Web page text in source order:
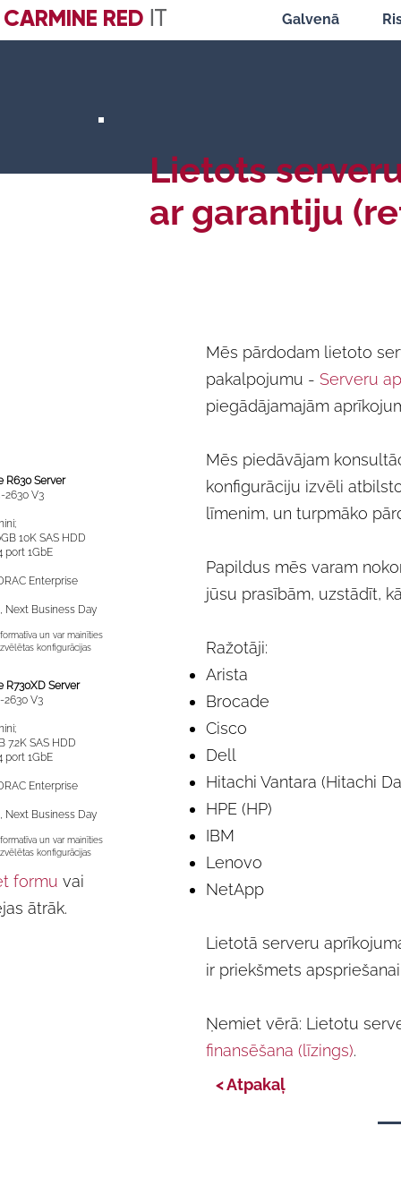
CARMINE RED IT Galvenā
Lietots
ar garantiju
R630 Server
2630 V3
SAS HDD
port 1GbE
Enterprise
Next Business Day
un var mainīties
konfigurācijas
R730XD Server
2630 V3
SAS HDD
port 1GbE
Enterprise
Next Business Day
un var mainīties
konfigurācijas
formu vai
ātrāk.
Mēs pārdodam lietoto
pakalpojumu - Serveru
piegādājamajām
Mēs piedāvājam
konfigurāciju izvēli
līmenim, un turpmāko
Papildus mēs varam
jūsu prasībām, uzstādīt,
Ražotāji:
Arista
Brocade
Cisco
Dell
Hitachi Vantara (Hitachi
HPE (HP)
IBM
Lenovo
NetApp
Lietotā serveru
ir priekšmets
Ņemiet vērā: Lietotu
finansēšana (līzings).
< Atpakaļ